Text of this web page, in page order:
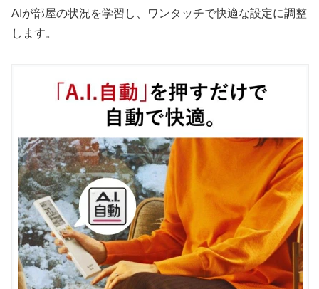
AIが部屋の状況を学習し、ワンタッチで快適な設定に調整
します。